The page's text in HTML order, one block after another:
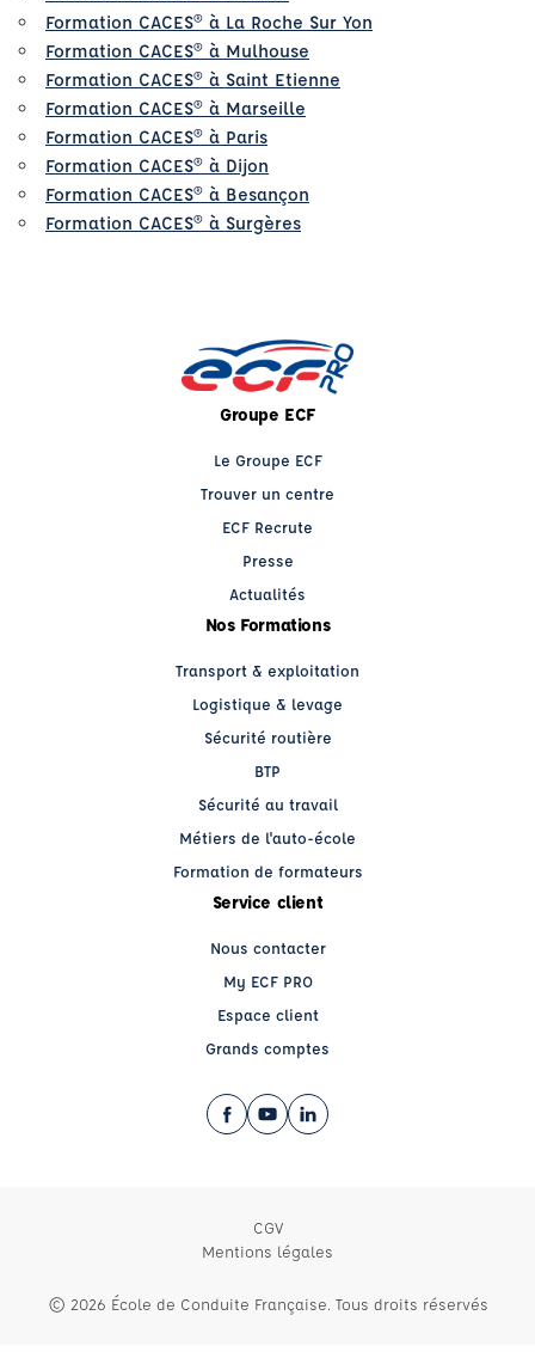
Formation CACES® à La Roche Sur Yon
Formation CACES® à Mulhouse
Formation CACES® à Saint Etienne
Formation CACES® à Marseille
Formation CACES® à Paris
Formation CACES® à Dijon
Formation CACES® à Besançon
Formation CACES® à Surgères
Groupe ECF
Le Groupe ECF
Trouver un centre
ECF Recrute
Presse
Actualités
Nos Formations
Transport & exploitation
Logistique & levage
Sécurité routière
BTP
Sécurité au travail
Métiers de l'auto-école
Formation de formateurs
Service client
Nous contacter
My ECF PRO
Espace client
Grands comptes
Facebook (nouvelle fenêtre)
YouTube (nouvelle fenêtre)
LinkedIn (nouvelle fenêtre)
CGV
Mentions légales
© 2026 École de Conduite Française. Tous droits réservés